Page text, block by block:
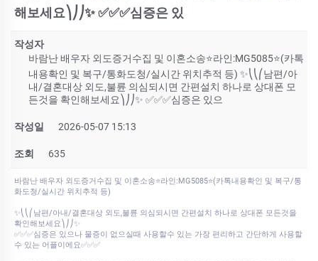
해보세요⎞⎠⎠✨ ✅✅✅심증은 있
작성자
바람난 배우자 외도증거수집 및 이혼소송⭐라인:MG5085⭐(카톡
내용확인 및 복구/통화도청/실시간 위치추적 등) ✨⎝⎝⎛남편/아
내/결혼대상 외도,불륜 의심되시면 간편설치 하나로 상대폰 모
든것을 확인해보세요⎞⎠⎠✨ ✅✅✅심증은 있으
작성일 2026-05-07 15:13
조회 635
바람난 배우자 외도증거수집 및 이혼소송⭐라인:MG5085⭐(카톡내용확인 및 복구/통
화도청/실시간 위치추적 등)
✨⎝⎝⎛남편/아내/결혼대상 외도,불륜 의심되시면 간편설치 하나로 상대폰 모든것을
확인해보세요⎞⎠⎠✨
✅✅✅심증은 있으나 물증이 없으실때 사용할수 있는 가장 편리하고 간단하게 사용할
수 있는 어플이에요✅✅✅